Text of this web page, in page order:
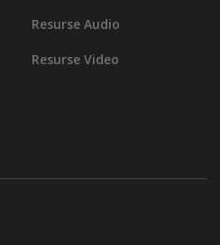
Resurse Audio
Resurse Video